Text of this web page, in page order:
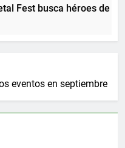
Fest busca héroes de
eventos en septiembre